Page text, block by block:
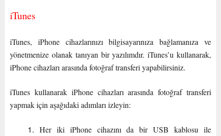
iTunes
iTunes, iPhone cihazlarınızı bilgisayarınıza bağlamanıza ve
yönetmenize olanak tanıyan bir yazılımdır. iTunes’u kullanarak,
iPhone cihazları arasında fotoğraf transferi yapabilirsiniz.
iTunes kullanarak iPhone cihazları arasında fotoğraf transferi
yapmak için aşağıdaki adımları izleyin:
Her iki iPhone cihazını da bir USB kablosu ile